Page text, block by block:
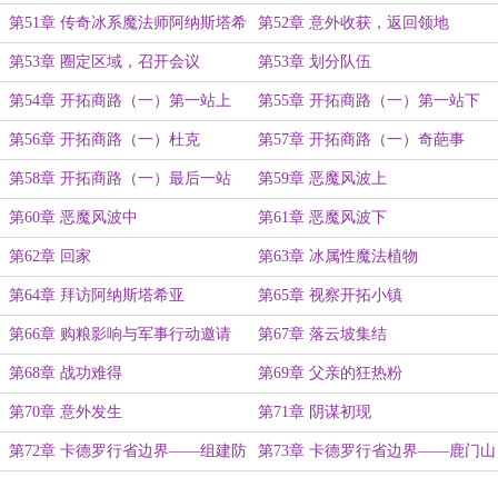
第51章 传奇冰系魔法师阿纳斯塔希
亚
第52章 意外收获，返回领地
第53章 圈定区域，召开会议 第53章 划分队伍
第54章 开拓商路（一）第一站上 第55章 开拓商路（一）第一站下
第56章 开拓商路（一）杜克 第57章 开拓商路（一）奇葩事
第58章 开拓商路（一）最后一站 第59章 恶魔风波上
第60章 恶魔风波中 第61章 恶魔风波下
第62章 回家 第63章 冰属性魔法植物
第64章 拜访阿纳斯塔希亚 第65章 视察开拓小镇
第66章 购粮影响与军事行动邀请 第67章 落云坡集结
第68章 战功难得 第69章 父亲的狂热粉
第70章 意外发生 第71章 阴谋初现
第72章 卡德罗行省边界——组建防 第73章 卡德罗行省边界——鹿门山